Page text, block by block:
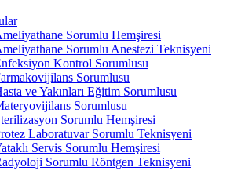
Sorumlu Hemşiresi
Sorumlu Anestezi Teknisyeni
Kontrol Sorumlusu
Sorumlusu
ve Yakınları Eğitim Sorumlusu
Sorumlusu
Sorumlu Hemşiresi
Laboratuvar Sorumlu Teknisyeni
Servis Sorumlu Hemşiresi
Sorumlu Röntgen Teknisyeni